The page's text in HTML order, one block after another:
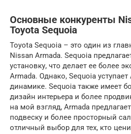
Основные конкуренты
Toyota Sequoia
Toyota Sequoia – это один из
Nissan Armada. Sequoia
установку, что делает ее более
Armada. Однако, Sequoia
динамике. Sequoia также имеет
дизайн интерьера и более
на мой взгляд, Armada
подвеску и более просторный
отличный выбор для тех, кто